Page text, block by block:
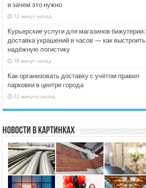
и зачем это нужно
12 минут назад
Курьерские услуги для магазинов бижутерии:
доставка украшений и часов — как выстроить
надёжную логистику
18 минут назад
Как организовать доставку с учётом правил
парковки в центре города
22 минуты назад
Новости в картинках